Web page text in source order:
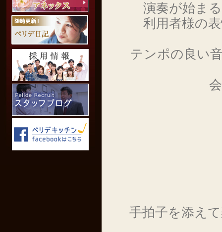
演奏が始ま
利用者様の
テンポの良い
手拍子を添え